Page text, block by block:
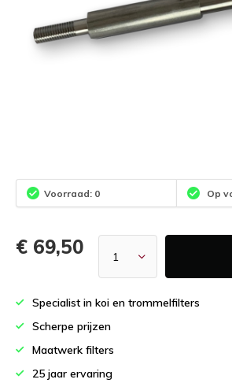
Voorraad: 0 Op
€ 69,50
Specialist in koi en trommelfilters
Scherpe prijzen
Maatwerk filters
25 jaar ervaring